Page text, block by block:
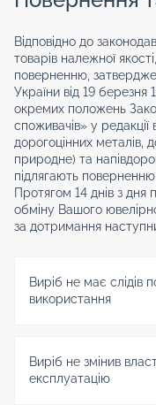
Відповідно до
товарів належної
поверненню,
України від 19
окремих положень
споживачів» у
дорогоцінних металів,
природне) та
підлягають
Протягом 14 днів з
обміну Вашого
за дотримання
Виріб не має слідів
використання
Виріб не змінив
експлуатацію